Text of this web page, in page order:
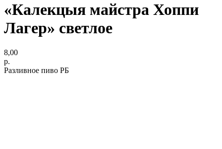
«Калекцыя майстра Хоппи
Лагер» cветлое
8,00
р.
Разливное пиво РБ